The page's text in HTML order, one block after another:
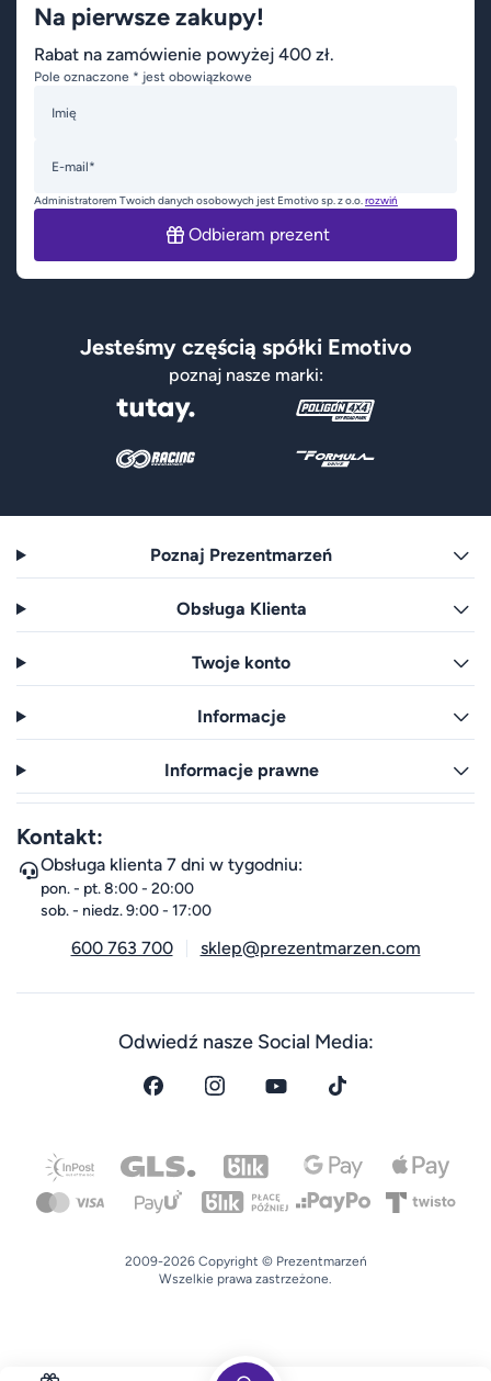
Na pierwsze zakupy!
Rabat na zamówienie powyżej 400 zł.
Pole oznaczone * jest obowiązkowe
Imię
E-mail*
Administratorem Twoich danych osobowych jest Emotivo sp. z o.o.rozwiń
Odbieram prezent
Jesteśmy częścią spółki Emotivo
poznaj nasze marki:
Poznaj Prezentmarzeń
Obsługa Klienta
Twoje konto
Informacje
Informacje prawne
Kontakt:
Obsługa klienta 7 dni w tygodniu:
pon. - pt. 8:00 - 20:00
sob. - niedz. 9:00 - 17:00
600 763 700 sklep@prezentmarzen.com
Odwiedź nasze Social Media:
2009-2026 Copyright © Prezentmarzeń
Wszelkie prawa zastrzeżone.